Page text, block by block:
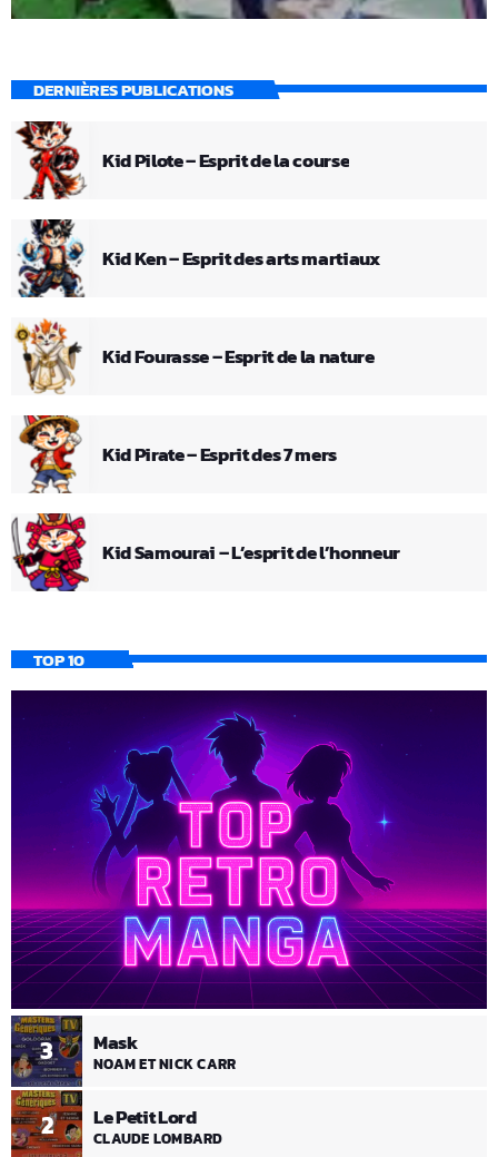
DERNIÈRES PUBLICATIONS
Kid Pilote – Esprit de la course
Kid Ken – Esprit des arts martiaux
Kid Fourasse – Esprit de la nature
Kid Pirate – Esprit des 7 mers
Kid Samourai – L’esprit de l’honneur
TOP 10
2 Le Petit Lord
CLAUDE LOMBARD
3 Mask
NOAM ET NICK CARR